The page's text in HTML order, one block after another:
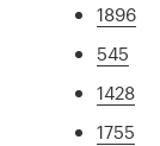
1896
545
1428
1755